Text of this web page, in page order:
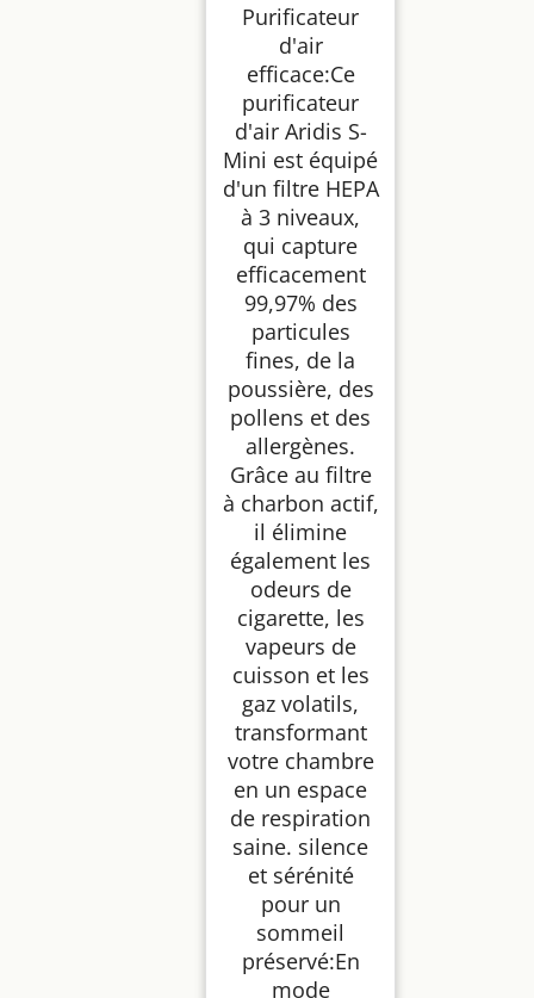
Le Pollen, Les
Allergies, Les Odeurs
Et Les Poils
D'Animaux, Avec
éPonge ParfuméE, 7w
Et 3
Vitesses,Silencieux
Version améliorée
Purificateur
d'air
efficace:Ce
purificateur
d'air Aridis S-
Mini est équipé
d'un filtre HEPA
à 3 niveaux,
qui capture
efficacement
99,97% des
particules
fines, de la
poussière, des
pollens et des
allergènes.
Grâce au filtre
à charbon actif,
il élimine
également les
odeurs de
cigarette, les
vapeurs de
cuisson et les
gaz volatils,
transformant
votre chambre
en un espace
de respiration
saine. silence
et sérénité
pour un
sommeil
préservé:En
mode